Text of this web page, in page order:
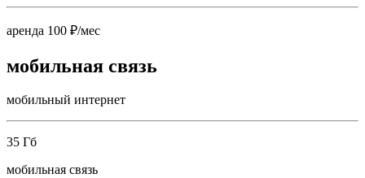
аренда 100 ₽/мес
мобильная связь
мобильный интернет
35 Гб
мобильная связь